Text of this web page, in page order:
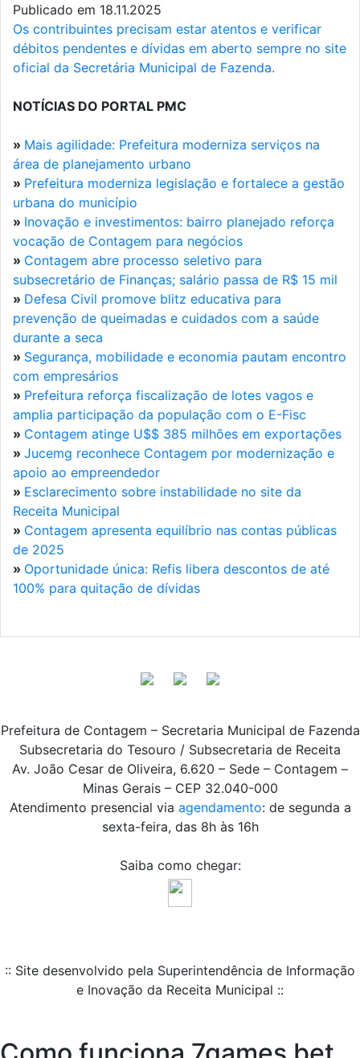
Publicado em 18.11.2025
Os contribuintes precisam estar atentos e verificar
débitos pendentes e dívidas em aberto sempre no site
oficial da Secretária Municipal de Fazenda.
NOTÍCIAS DO PORTAL PMC
» Mais agilidade: Prefeitura moderniza serviços na
área de planejamento urbano
» Prefeitura moderniza legislação e fortalece a gestão
urbana do município
» Inovação e investimentos: bairro planejado reforça
vocação de Contagem para negócios
» Contagem abre processo seletivo para
subsecretário de Finanças; salário passa de R$ 15 mil
» Defesa Civil promove blitz educativa para
prevenção de queimadas e cuidados com a saúde
durante a seca
» Segurança, mobilidade e economia pautam encontro
com empresários
» Prefeitura reforça fiscalização de lotes vagos e
amplia participação da população com o E-Fisc
» Contagem atinge U$$ 385 milhões em exportações
» Jucemg reconhece Contagem por modernização e
apoio ao empreendedor
» Esclarecimento sobre instabilidade no site da
Receita Municipal
» Contagem apresenta equilíbrio nas contas públicas
de 2025
» Oportunidade única: Refis libera descontos de até
100% para quitação de dívidas
Prefeitura de Contagem – Secretaria Municipal de Fazenda
Subsecretaria do Tesouro / Subsecretaria de Receita
Av. João Cesar de Oliveira, 6.620 – Sede – Contagem –
Minas Gerais – CEP 32.040-000
Atendimento presencial via agendamento: de segunda a
sexta-feira, das 8h às 16h
Saiba como chegar:
:: Site desenvolvido pela Superintendência de Informação
e Inovação da Receita Municipal ::